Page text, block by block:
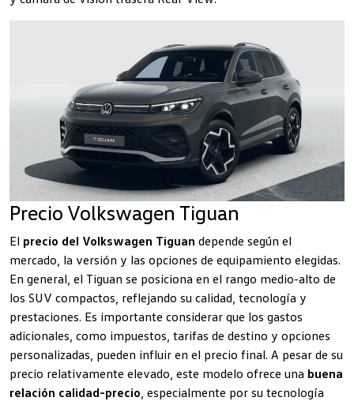
Precio Volkswagen Tiguan
El precio del Volkswagen Tiguan depende según el
mercado, la versión y las opciones de equipamiento elegidas.
En general, el Tiguan se posiciona en el rango medio-alto de
los SUV compactos, reflejando su calidad, tecnología y
prestaciones. Es importante considerar que los gastos
adicionales, como impuestos, tarifas de destino y opciones
personalizadas, pueden influir en el precio final. A pesar de su
precio relativamente elevado, este modelo ofrece una buena
relación calidad-precio , especialmente por su tecnología